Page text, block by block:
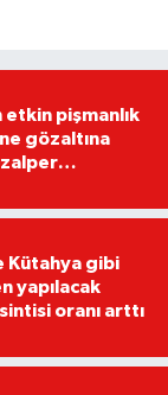
etkin pişmanlık
gözaltına
Kütahya gibi
yapılacak
oranı arttı